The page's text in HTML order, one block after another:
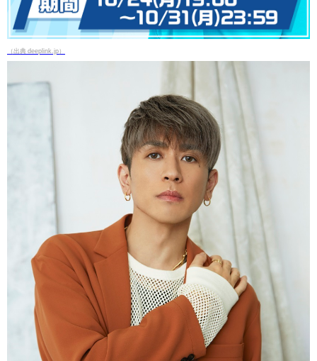
（出典 deeplink.jp）